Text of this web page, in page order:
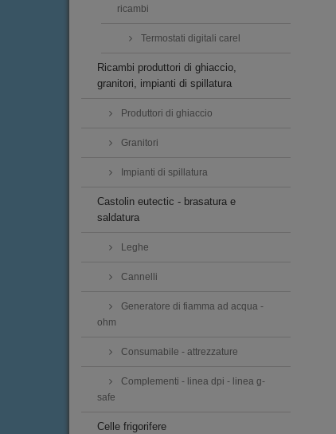
ricambi
Termostati digitali carel
Ricambi produttori di ghiaccio,
granitori, impianti di spillatura
Produttori di ghiaccio
Granitori
Impianti di spillatura
Castolin eutectic - brasatura e
saldatura
Leghe
Cannelli
Generatore di fiamma ad acqua -
ohm
Consumabile - attrezzature
Complementi - linea dpi - linea g-
safe
Celle frigorifere